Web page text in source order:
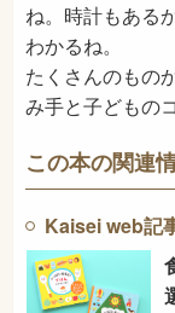
ね。時計もある
わかるね。
たくさんのもの
み手と子どもの
この本の関連
Kaisei web記